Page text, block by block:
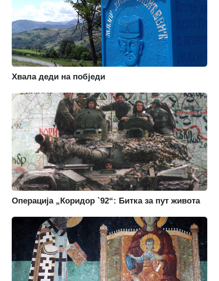
Хвала деди на побједи
Операција „Коридор `92“: Битка за пут живота